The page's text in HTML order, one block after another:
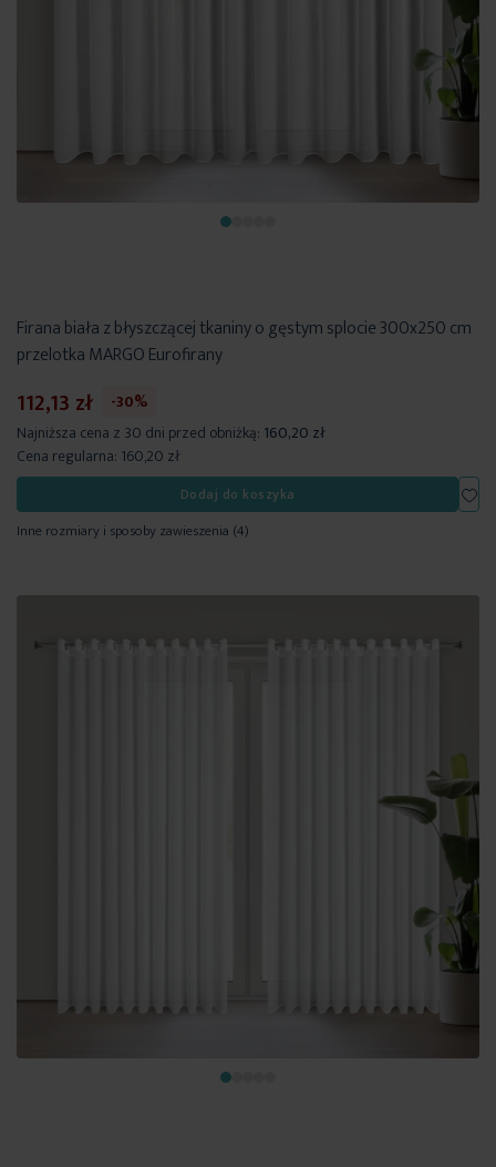
Firana biała z błyszczącej tkaniny o gęstym splocie 300x250 cm
przelotka MARGO Eurofirany
112,13 zł
-30%
Najniższa cena z 30 dni przed obniżką: 160,20 zł
Cena regularna: 160,20 zł
Dodaj do koszyka
Inne rozmiary i sposoby zawieszenia (4)